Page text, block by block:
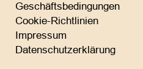
Geschäftsbedingungen
Cookie-Richtlinien
Impressum
Datenschutzerklärung